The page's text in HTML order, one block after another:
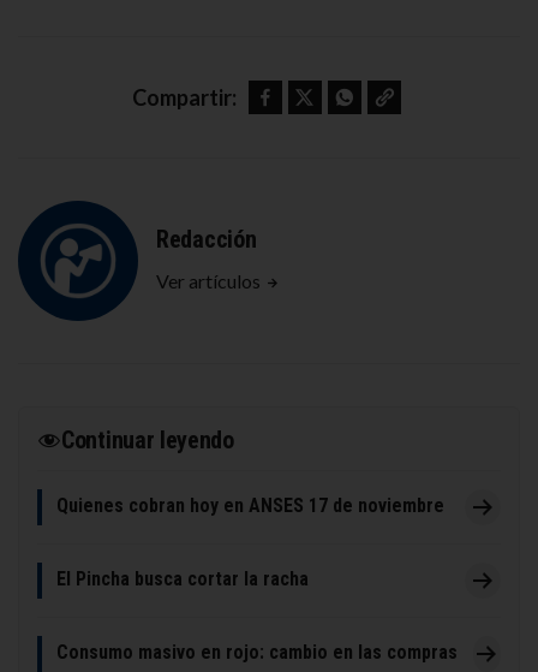
Compartir: Facebook Twitter WhatsApp Copy link
Redacción
Ver artículos
Continuar leyendo
Quienes cobran hoy en ANSES 17 de noviembre
El Pincha busca cortar la racha
Consumo masivo en rojo: cambio en las compras